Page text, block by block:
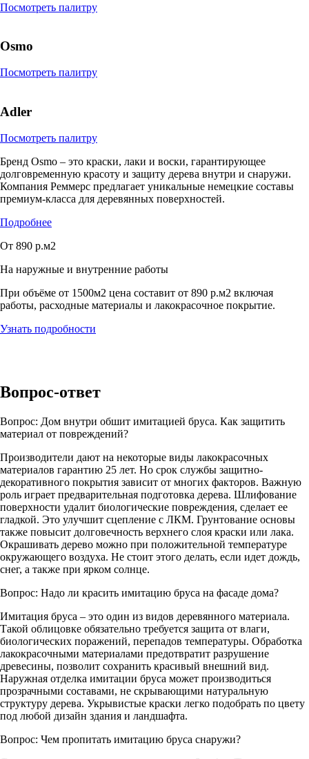
Посмотреть палитру
Osmo
Посмотреть палитру
Adler
Посмотреть палитру
Бренд Osmo – это краски, лаки и воски, гарантирующее
долговременную красоту и защиту дерева внутри и снаружи.
Компания Реммерс предлагает уникальные немецкие составы
премиум-класса для деревянных поверхностей.
Подробнее
От 890 р.м2
На наружные и внутренние работы
При объёме от 1500м2 цена составит от 890 р.м2 включая
работы, расходные материалы и лакокрасочное покрытие.
Узнать подробности
Вопрос-ответ
Вопрос: Дом внутри обшит имитацией бруса. Как защитить
материал от повреждений?
Производители дают на некоторые виды лакокрасочных
материалов гарантию 25 лет. Но срок службы защитно-
декоративного покрытия зависит от многих факторов. Важную
роль играет предварительная подготовка дерева. Шлифование
поверхности удалит биологические повреждения, сделает ее
гладкой. Это улучшит сцепление с ЛКМ. Грунтование основы
также повысит долговечность верхнего слоя краски или лака.
Окрашивать дерево можно при положительной температуре
окружающего воздуха. Не стоит этого делать, если идет дождь,
снег, а также при ярком солнце.
Вопрос: Надо ли красить имитацию бруса на фасаде дома?
Имитация бруса – это один из видов деревянного материала.
Такой облицовке обязательно требуется защита от влаги,
биологических поражений, перепадов температуры. Обработка
лакокрасочными материалами предотвратит разрушение
древесины, позволит сохранить красивый внешний вид.
Наружная отделка имитации бруса может производиться
прозрачными составами, не скрывающими натуральную
структуру дерева. Укрывистые краски легко подобрать по цвету
под любой дизайн здания и ландшафта.
Вопрос: Чем пропитать имитацию бруса снаружи?